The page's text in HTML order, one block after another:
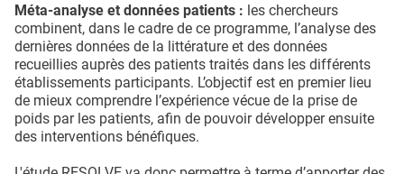
Méta-analyse et données patients : les chercheurs
combinent, dans le cadre de ce programme, l’analyse des
dernières données de la littérature et des données
recueillies auprès des patients traités dans les différents
établissements participants. L’objectif est en premier lieu
de mieux comprendre l’expérience vécue de la prise de
poids par les patients, afin de pouvoir développer ensuite
des interventions bénéfiques.